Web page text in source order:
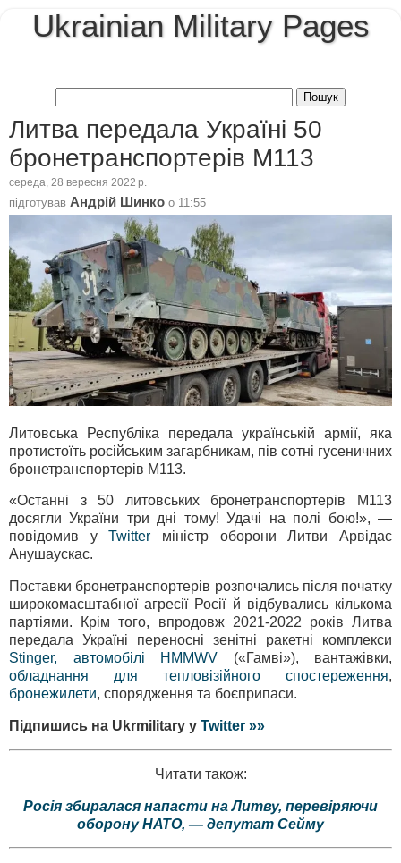
Ukrainian Military Pages
Литва передала Україні 50
бронетранспортерів M113
середа, 28 вересня 2022 р.
підготував Андрій Шинко о 11:55
Литовська Республіка передала українській армії, яка
протистоїть російським загарбникам, пів сотні гусеничних
бронетранспортерів М113.
«Останні з 50 литовських бронетранспортерів M113
досягли України три дні тому! Удачі на полі бою!», —
повідомив уTwitter міністр оборони Литви Арвідас
Анушаускас.
Поставки бронетранспортерів розпочались після початку
широкомасштабної агресії Росії й відбувались кількома
партіями. Крім того, впродовж 2021-2022 років Литва
передала Україні переносні зенітні ракетні комплекси
Stinger, автомобілі HMMWV («Гамві»), вантажівки,
обладнання для тепловізійного спостереження,
бронежилети, спорядження та боєприпаси.
Підпишись на Ukrmilitary у Twitter »»
Читати також:
Росія збиралася напасти на Литву, перевіряючи
оборону НАТО, — депутат Сейму